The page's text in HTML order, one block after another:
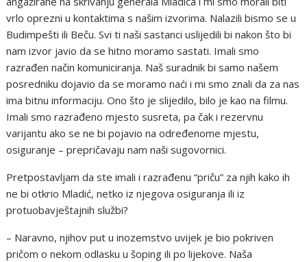
vrlo oprezni u kontaktima s našim izvorima. Nalazili bismo se u
Budimpešti ili Beču. Svi ti naši sastanci uslijedili bi nakon što bi
nam izvor javio da se hitno moramo sastati. Imali smo
razrađen način komuniciranja. Naš suradnik bi samo našem
posredniku dojavio da se moramo naći i mi smo znali da za nas
ima bitnu informaciju. Ono što je slijedilo, bilo je kao na filmu.
Imali smo razrađeno mjesto susreta, pa čak i rezervnu
varijantu ako se ne bi pojavio na određenome mjestu,
osiguranje – prepričavaju nam naši sugovornici.
Pretpostavljam da ste imali i razrađenu “priču” za njih kako ih
ne bi otkrio Mladić, netko iz njegova osiguranja ili iz
protuobavještajnih službi?
– Naravno, njihov put u inozemstvo uvijek je bio pokriven
pričom o nekom odlasku u šoping ili po lijekove. Naša